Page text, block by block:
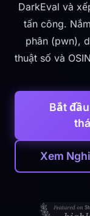
DarkEval và
tấn công.
phân (pwn),
thuật số và
Bắt
Xem